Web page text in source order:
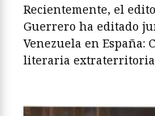
Recientemente, el
Guerrero ha editado
Venezuela en
literaria